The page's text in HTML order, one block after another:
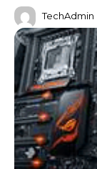
TechAdmin